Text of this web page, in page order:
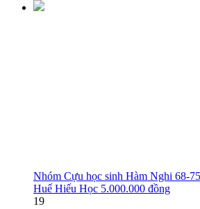
Nhóm Cựu học sinh Hàm Nghi 68-
Huế Hiếu Học 5.000.000 đồng
19